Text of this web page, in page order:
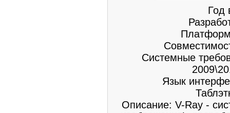
Год
Системные
Язык
Описание: V-Ray -